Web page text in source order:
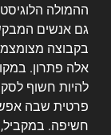
ההמולה
גם אנשים
בקבוצה
אלה פתרון.
להיות חשוף
פרטית שבה
חשיפה.